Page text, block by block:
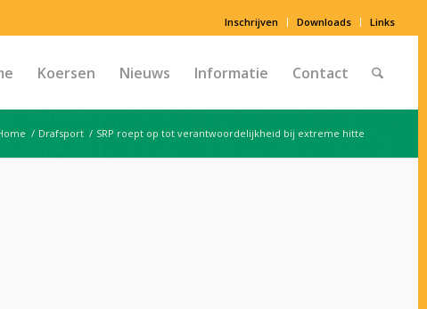
Inschrijven Downloads Links
Koersen Nieuws Informatie Contact
/ Drafsport / SRP roept op tot verantwoordelijkheid bij extreme hitte